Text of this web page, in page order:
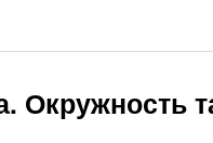
Окружность